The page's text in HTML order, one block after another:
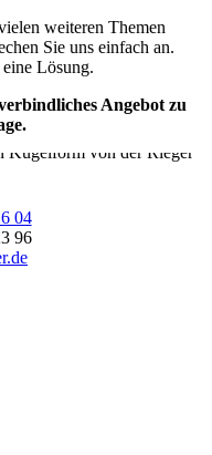
weiteren Themen
Sie uns einfach an.
Lösung.
Angebot zu
04
96